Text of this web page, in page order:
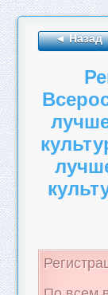
◄Назад